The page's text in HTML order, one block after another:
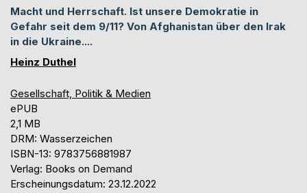
Macht und Herrschaft. Ist unsere Demokratie in
Gefahr seit dem 9/11? Von Afghanistan über den Irak
in die Ukraine....
Heinz Duthel
Gesellschaft, Politik & Medien
ePUB
2,1 MB
DRM: Wasserzeichen
ISBN-13: 9783756881987
Verlag: Books on Demand
Erscheinungsdatum: 23.12.2022